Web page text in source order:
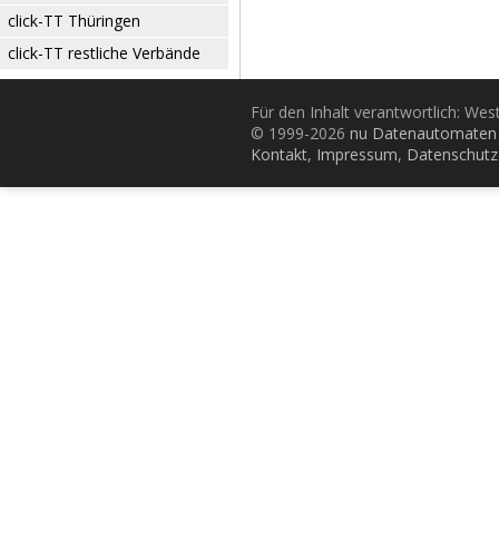
click-TT Thüringen
click-TT restliche Verbände
Für den Inhalt verantwortlich:
© 1999-2026 nu
Kontakt, Impressum, Datenschutz